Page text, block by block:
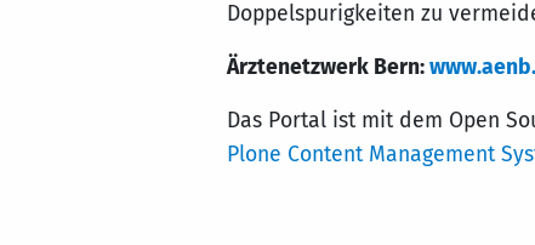
Doppelspurigkeiten zu
Ärztenetzwerk Bern:
Das Portal ist mit dem Open
Plone Content Management